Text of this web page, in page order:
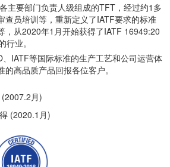
主要部门负责人级组成的TFT，经过约1多
查员培训等，重新定义了IATF要求的标准
，从2020年1月开始获得了IATF 16949:20
业。
IATF等国际标准的生产工艺和公司运营体
高品质产品回报各位客户。
月)
(2020.1月)